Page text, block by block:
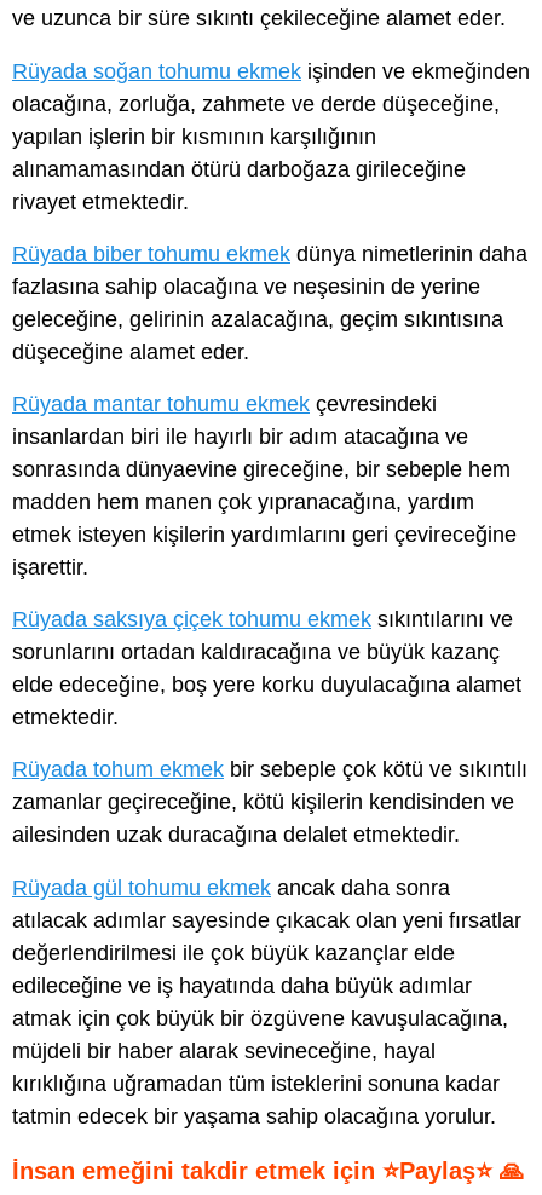
ve uzunca bir süre sıkıntı çekileceğine alamet eder.
Rüyada soğan tohumu ekmek işinden ve ekmeğinden
olacağına, zorluğa, zahmete ve derde düşeceğine,
yapılan işlerin bir kısmının karşılığının
alınamamasından ötürü darboğaza girileceğine
rivayet etmektedir.
Rüyada biber tohumu ekmek dünya nimetlerinin daha
fazlasına sahip olacağına ve neşesinin de yerine
geleceğine, gelirinin azalacağına, geçim sıkıntısına
düşeceğine alamet eder.
Rüyada mantar tohumu ekmek çevresindeki
insanlardan biri ile hayırlı bir adım atacağına ve
sonrasında dünyaevine gireceğine, bir sebeple hem
madden hem manen çok yıpranacağına, yardım
etmek isteyen kişilerin yardımlarını geri çevireceğine
işarettir.
Rüyada saksıya çiçek tohumu ekmek sıkıntılarını ve
sorunlarını ortadan kaldıracağına ve büyük kazanç
elde edeceğine, boş yere korku duyulacağına alamet
etmektedir.
Rüyada tohum ekmek bir sebeple çok kötü ve sıkıntılı
zamanlar geçireceğine, kötü kişilerin kendisinden ve
ailesinden uzak duracağına delalet etmektedir.
Rüyada gül tohumu ekmek ancak daha sonra
atılacak adımlar sayesinde çıkacak olan yeni fırsatlar
değerlendirilmesi ile çok büyük kazançlar elde
edileceğine ve iş hayatında daha büyük adımlar
atmak için çok büyük bir özgüvene kavuşulacağına,
müjdeli bir haber alarak sevineceğine, hayal
kırıklığına uğramadan tüm isteklerini sonuna kadar
tatmin edecek bir yaşama sahip olacağına yorulur.
İnsan emeğini takdir etmek için ⭐Paylaş⭐ 🙏